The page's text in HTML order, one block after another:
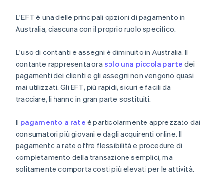
L'EFT è una delle principali opzioni di pagamento in
Australia, ciascuna con il proprio ruolo specifico.
L'uso di contanti e assegni è diminuito in Australia. Il
contante rappresenta orasolo una piccola parte dei
pagamenti dei clienti e gli assegni non vengono quasi
mai utilizzati. Gli EFT, più rapidi, sicuri e facili da
tracciare, li hanno in gran parte sostituiti.
Il pagamento a rate è particolarmente apprezzato dai
consumatori più giovani e dagli acquirenti online. Il
pagamento a rate offre flessibilità e procedure di
completamento della transazione semplici, ma
solitamente comporta costi più elevati per le attività.